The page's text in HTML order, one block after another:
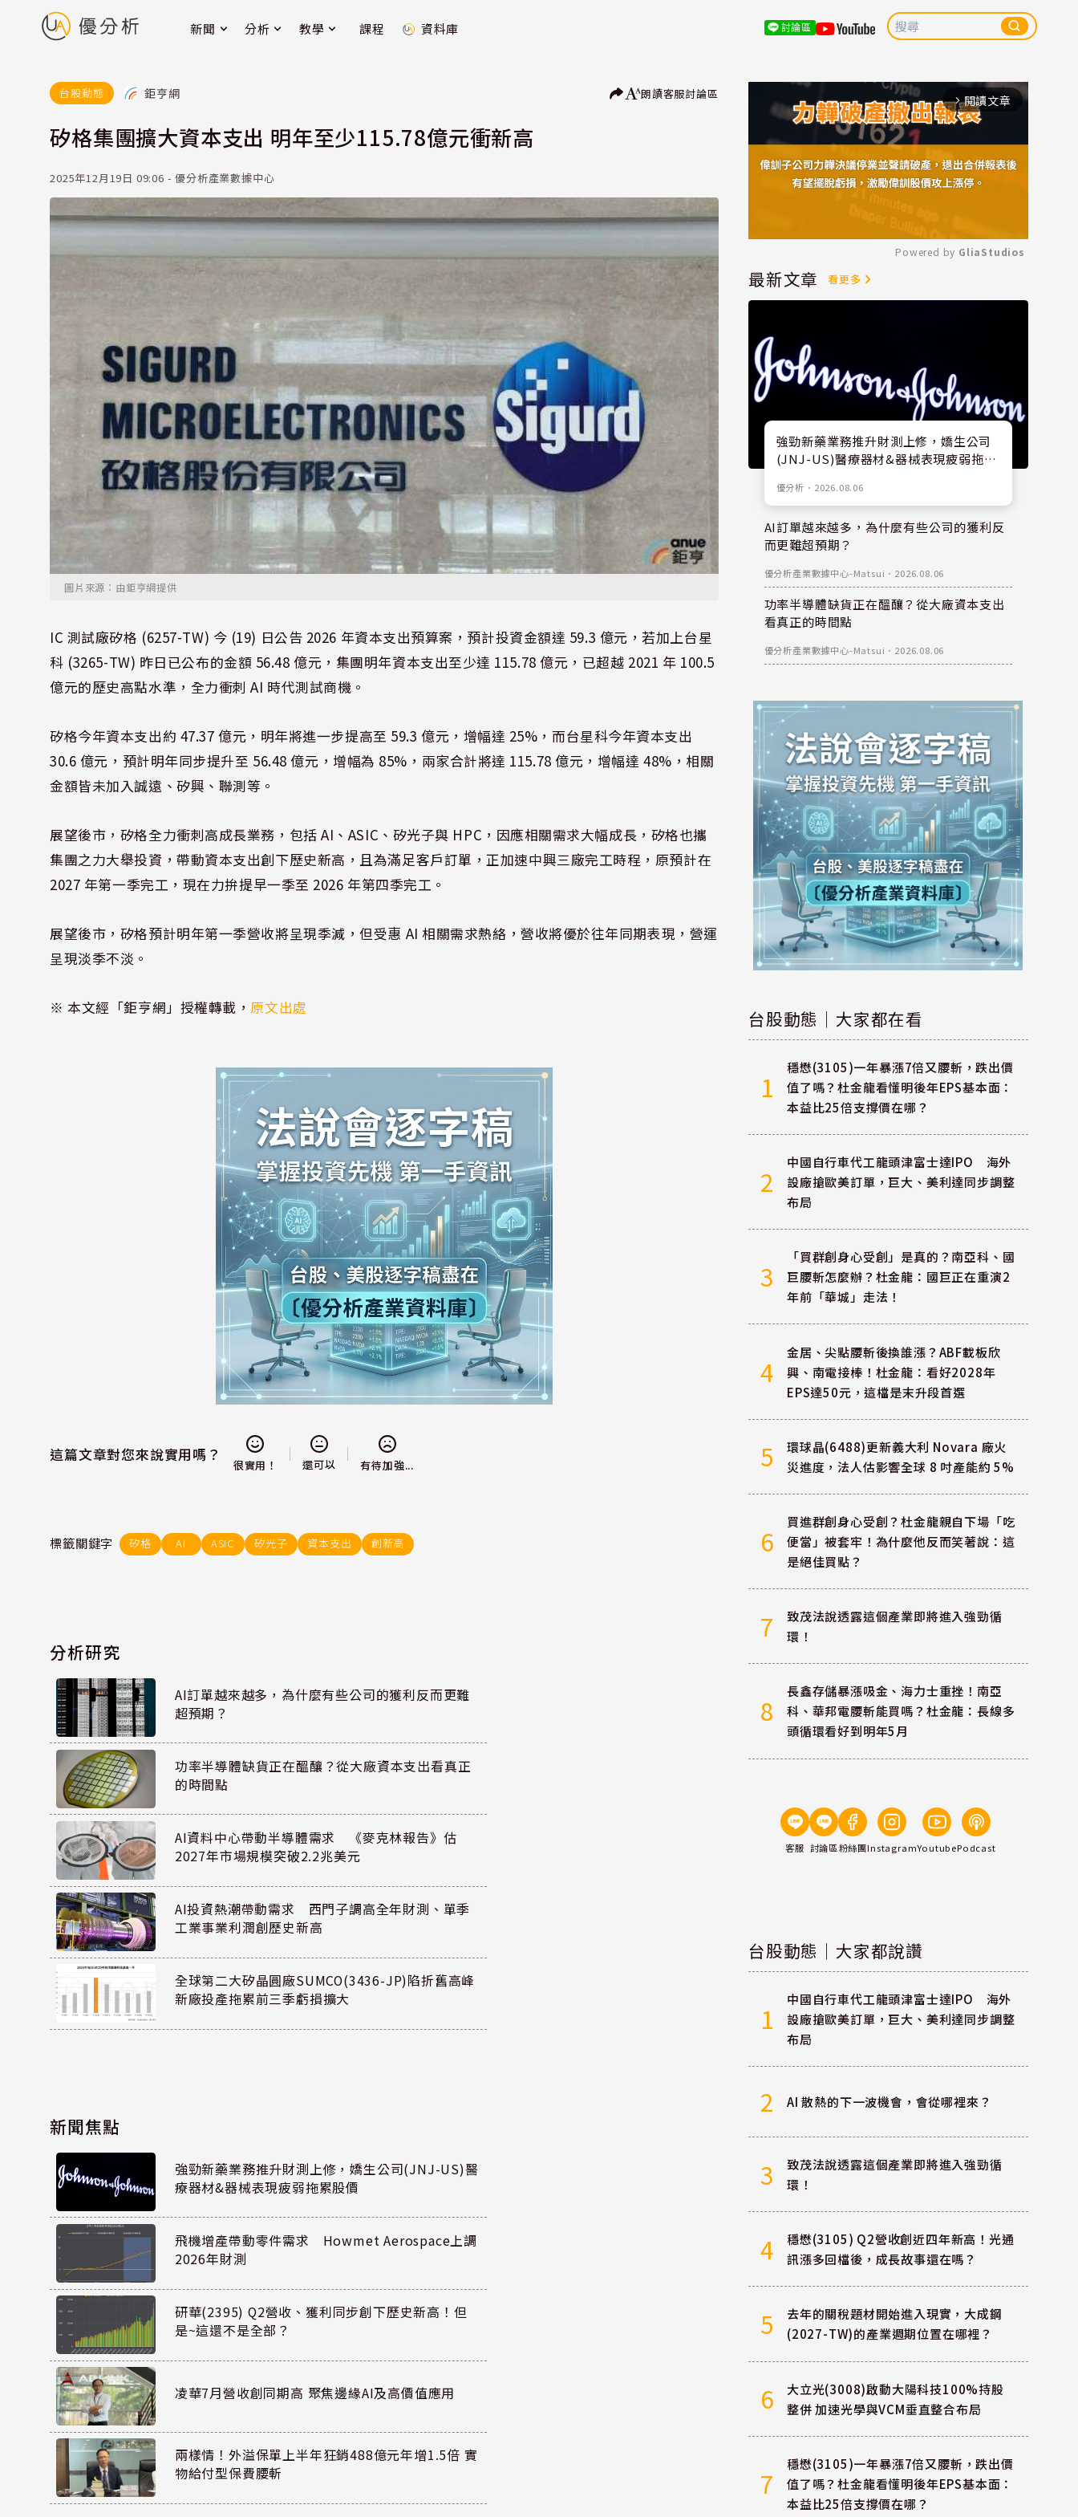
新聞 分析 教學 課程 資料庫 討論區
台股動態 鉅亨網 朗讀客服討論區
矽格集團擴大資本支出 明年至少115.78億元衝新高
2025年12月19日 09:06 - 優分析產業數據中心
圖片來源：由鉅亨網提供
IC 測試廠矽格 (6257-TW) 今 (19) 日公告 2026 年資本支出預算案，預計投資金額達 59.3 億元，若加上台星
科 (3265-TW) 昨日已公布的金額 56.48 億元，集團明年資本支出至少達 115.78 億元，已超越 2021 年 100.5
億元的歷史高點水準，全力衝刺 AI 時代測試商機。
矽格今年資本支出約 47.37 億元，明年將進一步提高至 59.3 億元，增幅達 25%，而台星科今年資本支出
30.6 億元，預計明年同步提升至 56.48 億元，增幅為 85%，兩家合計將達 115.78 億元，增幅達 48%，相關
金額皆未加入誠遠、矽興、聯測等。
展望後市，矽格全力衝刺高成長業務，包括 AI、ASIC、矽光子與 HPC，因應相關需求大幅成長，矽格也攜
集團之力大舉投資，帶動資本支出創下歷史新高，且為滿足客戶訂單，正加速中興三廠完工時程，原預計在
2027 年第一季完工，現在力拚提早一季至 2026 年第四季完工。
展望後市，矽格預計明年第一季營收將呈現季減，但受惠 AI 相關需求熱絡，營收將優於往年同期表現，營運
呈現淡季不淡。
※ 本文經「鉅亨網」授權轉載，原文出處
這篇文章對您來說實用嗎？
很實用！ 還可以 有待加強...
標籤關鍵字 矽格 AI ASIC 矽光子 資本支出 創新高
分析研究
AI訂單越來越多，為什麼有些公司的獲利反而更難
超預期？
功率半導體缺貨正在醞釀？從大廠資本支出看真正
的時間點
AI資料中心帶動半導體需求 《麥克林報告》估
2027年市場規模突破2.2兆美元
AI投資熱潮帶動需求 西門子調高全年財測、單季
工業事業利潤創歷史新高
全球第二大矽晶圓廠SUMCO(3436-JP)陷折舊高峰
新廠投產拖累前三季虧損擴大
新聞焦點
強勁新藥業務推升財測上修，嬌生公司(JNJ-US)醫
療器材&器械表現疲弱拖累股價
飛機增產帶動零件需求 Howmet Aerospace上調
2026年財測
研華(2395) Q2營收、獲利同步創下歷史新高！但
是~這還不是全部？
凌華7月營收創同期高 聚焦邊緣AI及高價值應用
兩樣情！外溢保單上半年狂銷488億元年增1.5倍 實
物給付型保費腰斬
arrow_forward_ios 閱讀文章
Mute
Powered by GliaStudios
最新文章 看更多
強勁新藥業務推升財測上修，嬌生公司
(JNJ-US)醫療器材&器械表現疲弱拖累
優分析 ． 2026.08.06
AI訂單越來越多，為什麼有些公司的獲利反
而更難超預期？
優分析產業數據中心-Matsui ． 2026.08.06
功率半導體缺貨正在醞釀？從大廠資本支出
看真正的時間點
優分析產業數據中心-Matsui ． 2026.08.06
台股動態｜大家都在看
1
穩懋(3105)一年暴漲7倍又腰斬，跌出價
值了嗎？杜金龍看懂明後年EPS基本面：
本益比25倍支撐價在哪？
2
中國自行車代工龍頭津富士達IPO 海外
設廠搶歐美訂單，巨大、美利達同步調整
布局
3
「買群創身心受創」是真的？南亞科、國
巨腰斬怎麼辦？杜金龍：國巨正在重演2
年前「華城」走法！
4
金居、尖點腰斬後換誰漲？ABF載板欣
興、南電接棒！杜金龍：看好2028年
EPS達50元，這檔是末升段首選
5
環球晶(6488)更新義大利 Novara 廠火
災進度，法人估影響全球 8 吋產能約 5%
6
買進群創身心受創？杜金龍親自下場「吃
便當」被套牢！為什麼他反而笑著說：這
是絕佳買點？
7
致茂法說透露這個產業即將進入強勁循
環！
8
長鑫存儲暴漲吸金、海力士重挫！南亞
科、華邦電腰斬能買嗎？杜金龍：長線多
頭循環看好到明年5月
客服 討論區粉絲團InstagramYoutubePodcast
台股動態｜大家都說讚
1
中國自行車代工龍頭津富士達IPO 海外
設廠搶歐美訂單，巨大、美利達同步調整
布局
2 AI 散熱的下一波機會，會從哪裡來？
3
致茂法說透露這個產業即將進入強勁循
環！
4
穩懋(3105) Q2營收創近四年新高！光通
訊漲多回檔後，成長故事還在嗎？
5
去年的關稅題材開始進入現實，大成鋼
(2027-TW)的產業週期位置在哪裡？
6
大立光(3008)啟動大陽科技100%持股
整併 加速光學與VCM垂直整合布局
7
穩懋(3105)一年暴漲7倍又腰斬，跌出價
值了嗎？杜金龍看懂明後年EPS基本面：
本益比25倍支撐價在哪？